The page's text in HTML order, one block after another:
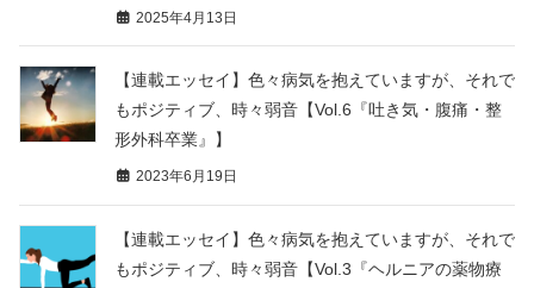
2025年4月13日
【連載エッセイ】色々病気を抱えていますが、それで
もポジティブ、時々弱音【Vol.6『吐き気・腹痛・整
形外科卒業』】
2023年6月19日
【連載エッセイ】色々病気を抱えていますが、それで
もポジティブ、時々弱音【Vol.3『ヘルニアの薬物療